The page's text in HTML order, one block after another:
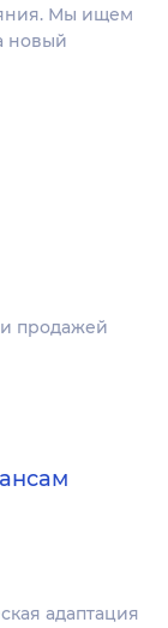
Мы ищем
новый
продажей
адаптация